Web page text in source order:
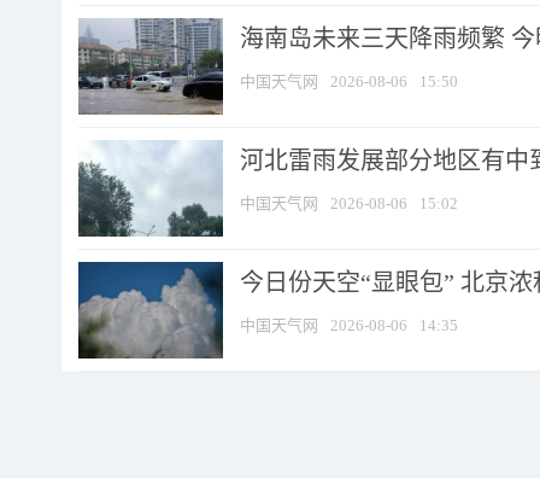
海南岛未来三天降雨频繁
中国天气网 2026-08-06 15:50
河北雷雨发展部分地区有中
中国天气网 2026-08-06 15:02
今日份天空“显眼包” 北京
中国天气网 2026-08-06 14:35